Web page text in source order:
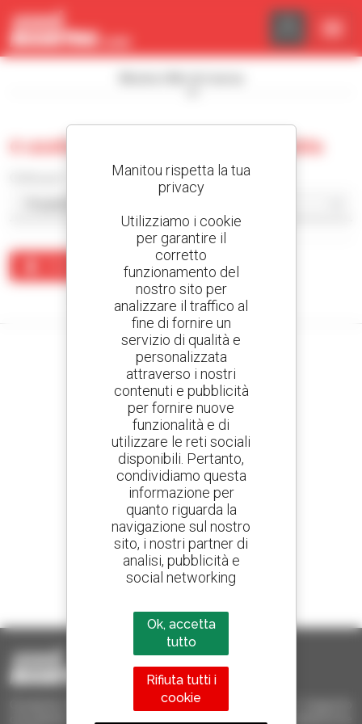
0 usate pala caricatrice cingolata
Crea un avviso
Nessun risultato corrisponde alla ricerca.
Crea avvisi
e ricevi annunci di materiale d'occasione
800 concessionari
Manitou nel mondo
1 telescopico su 4
Occasione Manitou - Prodotti per il sollevamento e il trasporto
Pannello di gestione dei cookies
Manitou rispetta la tua
privacy
Utilizziamo i cookie
per garantire il
corretto
funzionamento del
nostro sito per
analizzare il traffico al
fine di fornire un
servizio di qualità e
personalizzata
attraverso i nostri
contenuti e pubblicità
per fornire nuove
funzionalità e di
utilizzare le reti sociali
disponibili. Pertanto,
condividiamo questa
informazione per
quanto riguarda la
navigazione sul nostro
sito, i nostri partner di
analisi, pubblicità e
social networking
Ok, accetta
tutto
Rifiuta tutti i
cookie